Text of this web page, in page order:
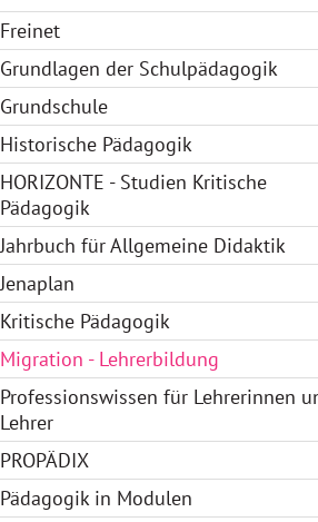
Freinet
Grundlagen der Schulpädagogik
Grundschule
Historische Pädagogik
HORIZONTE - Studien Kritische
Pädagogik
Jahrbuch für Allgemeine Didaktik
Jenaplan
Kritische Pädagogik
Migration - Lehrerbildung
Professionswissen für Lehrerinnen
Lehrer
PROPÄDIX
Pädagogik in Modulen